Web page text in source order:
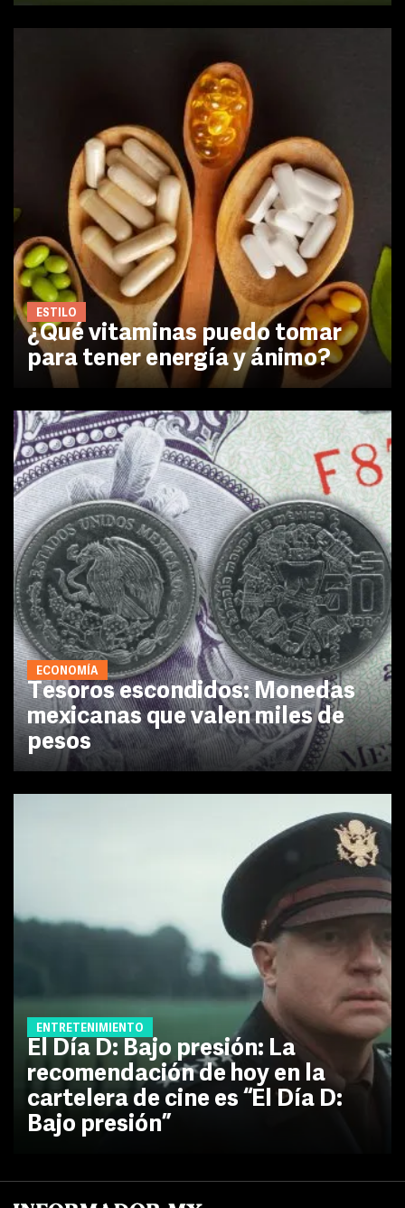
ESTILO
¿Qué vitaminas puedo tomar
para tener energía y ánimo?
ECONOMÍA
Tesoros escondidos: Monedas
mexicanas que valen miles de
pesos
ENTRETENIMIENTO
El Día D: Bajo presión: La
recomendación de hoy en la
cartelera de cine es “El Día D:
Bajo presión”